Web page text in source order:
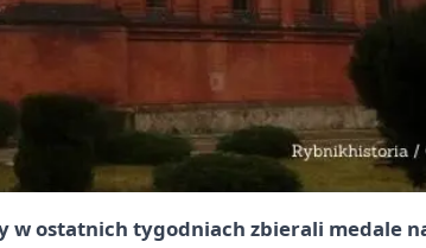
w ostatnich tygodniach zbierali medale